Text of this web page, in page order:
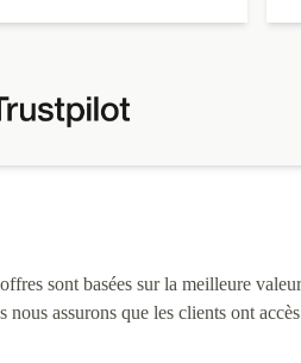
sont basées sur la meilleure
assurons que les clients ont